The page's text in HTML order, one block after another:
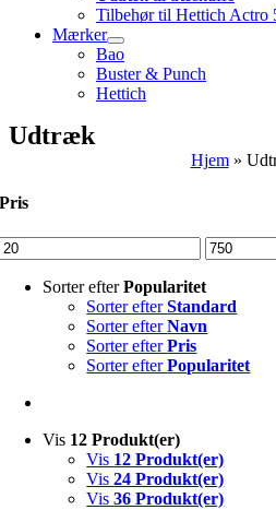
Tilbehør til Hettich Actro
Mærker
Bao
Buster & Punch
Hettich
Udtræk
Hjem»
Pris
Højeste
pris
Sorter efterPopularitet
Sorter efterStandard
Sorter efterNavn
Sorter efterPris
Sorter efterPopularitet
Vis 12 Produkt(er)
Vis 12 Produkt(er)
Vis24 Produkt(er)
Vis36 Produkt(er)